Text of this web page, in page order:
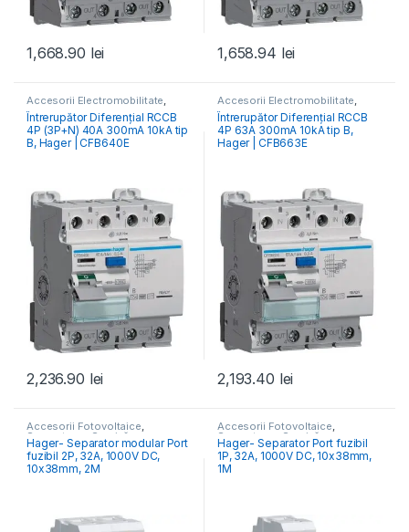
1,668.90 lei 1,658.94 lei
Accesorii Electromobilitate,
Aparataj Modular de Protecție,
Monitorizare & Control PV,
RCCB Întrerupătoare Diferențiale
Întrerupător Diferențial RCCB
4P (3P+N) 40A 300mA 10kA tip
B, Hager | CFB640E
2,236.90 lei
Accesorii Electromobilitate,
Aparataj Modular de Protecție,
Monitorizare & Control PV,
RCCB Întrerupătoare Diferențiale
Întrerupător Diferențial RCCB
4P 63A 300mA 10kA tip B,
Hager | CFB663E
2,193.40 lei
Accesorii Fotovoltaice,
Separatoare Sarcină
Hager- Separator modular Port
fuzibil 2P, 32A, 1000V DC,
10x38mm, 2M
Accesorii Fotovoltaice,
Separatoare Sarcină
Hager- Separator Port fuzibil
1P, 32A, 1000V DC, 10x38mm,
1M